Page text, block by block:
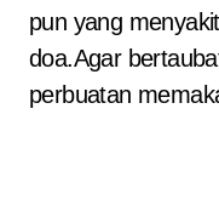
pun yang
doa.Agar
perbuatan